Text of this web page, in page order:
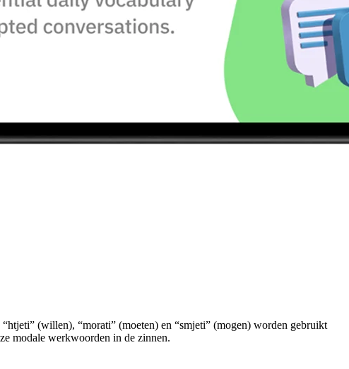
(willen), “morati” (moeten) en “smjeti” (mogen) worden gebruikt
modale werkwoorden in de zinnen.